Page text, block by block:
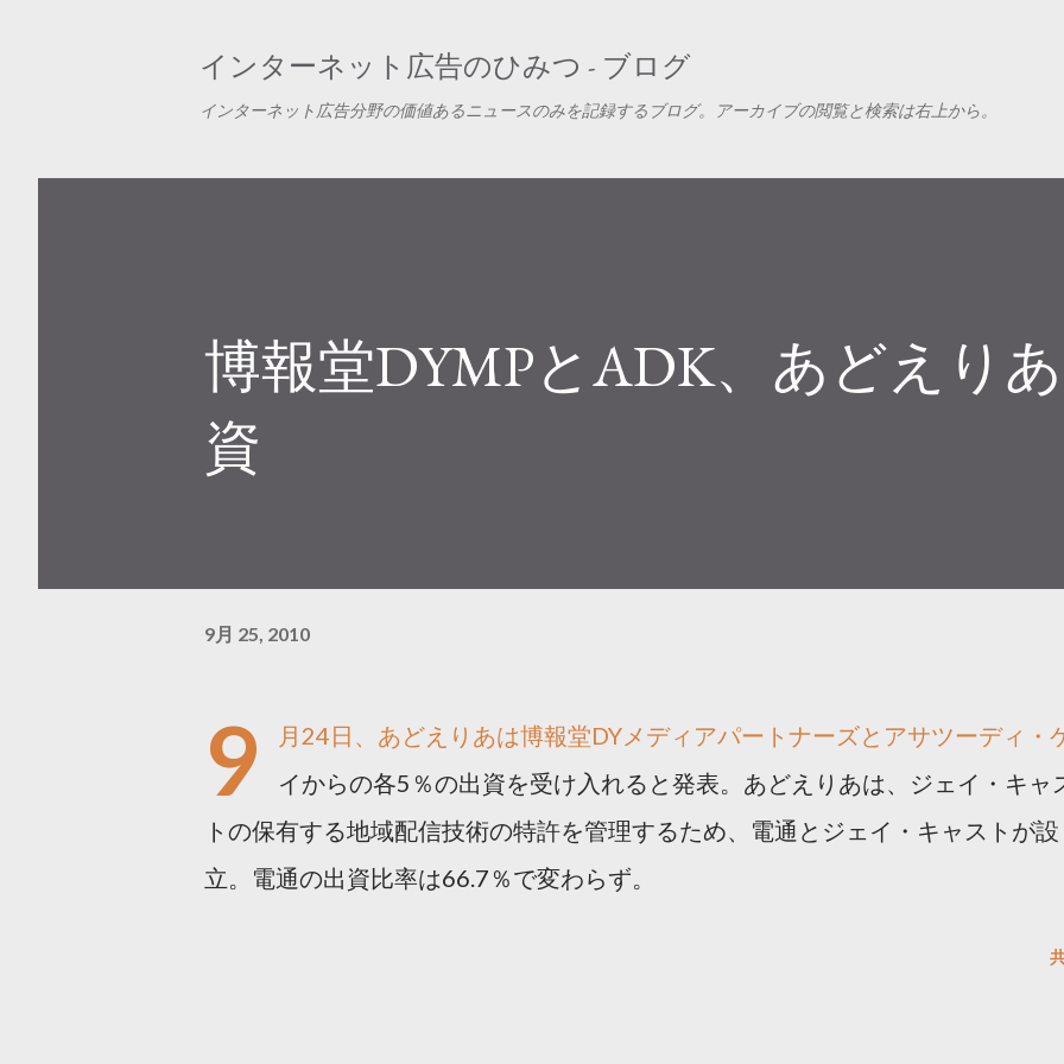
インターネット広告のひみつ - ブログ
インターネット広告分野の価値あるニュースのみを記録するブログ。アーカイブの閲覧と検索は右上から。
博報堂DYMPとADK、あどえり
資
9月 25, 2010
9
月24日、あどえりあは博報堂DYメディアパートナーズとアサツーディ・
イからの各5％の出資を受け入れると発表。あどえりあは、ジェイ・キャ
トの保有する地域配信技術の特許を管理するため、電通とジェイ・キャストが設
立。電通の出資比率は66.7％で変わらず。